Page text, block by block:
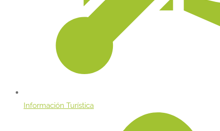
Información Turística